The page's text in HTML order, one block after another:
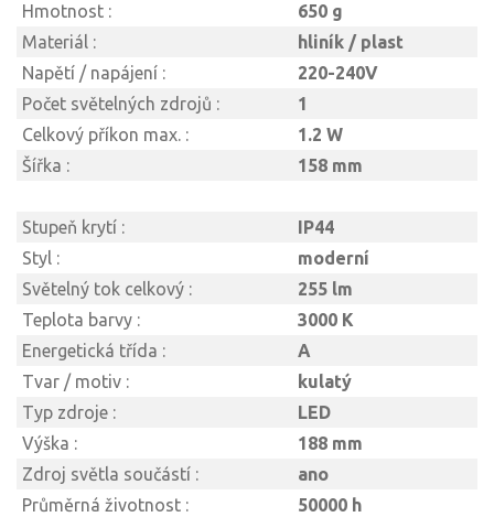
Hmotnost :
650 g
Materiál :
hliník / plast
Napětí / napájení :
220-240V
Počet světelných zdrojů :
1
Celkový příkon max. :
1.2 W
Šířka :
158 mm
Stupeň krytí :
IP44
Styl :
moderní
Světelný tok celkový :
255 lm
Teplota barvy :
3000 K
Energetická třída :
A
Tvar / motiv :
kulatý
Typ zdroje :
LED
Výška :
188 mm
Zdroj světla součástí :
ano
Průměrná životnost :
50000 h